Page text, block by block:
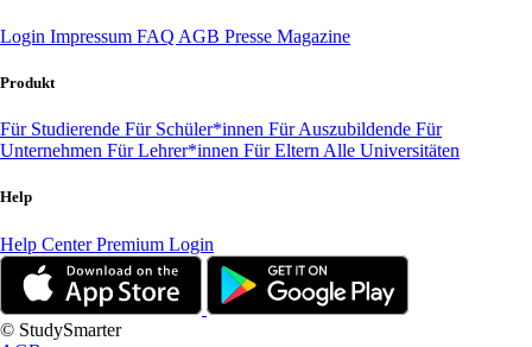
Login Impressum FAQ AGB Presse Magazine
Produkt
Für Studierende Für Schüler*innen Für Auszubildende Für
Unternehmen Für Lehrer*innen Für Eltern Alle Universitäten
Help
Help CenterPremium Login
© StudySmarter